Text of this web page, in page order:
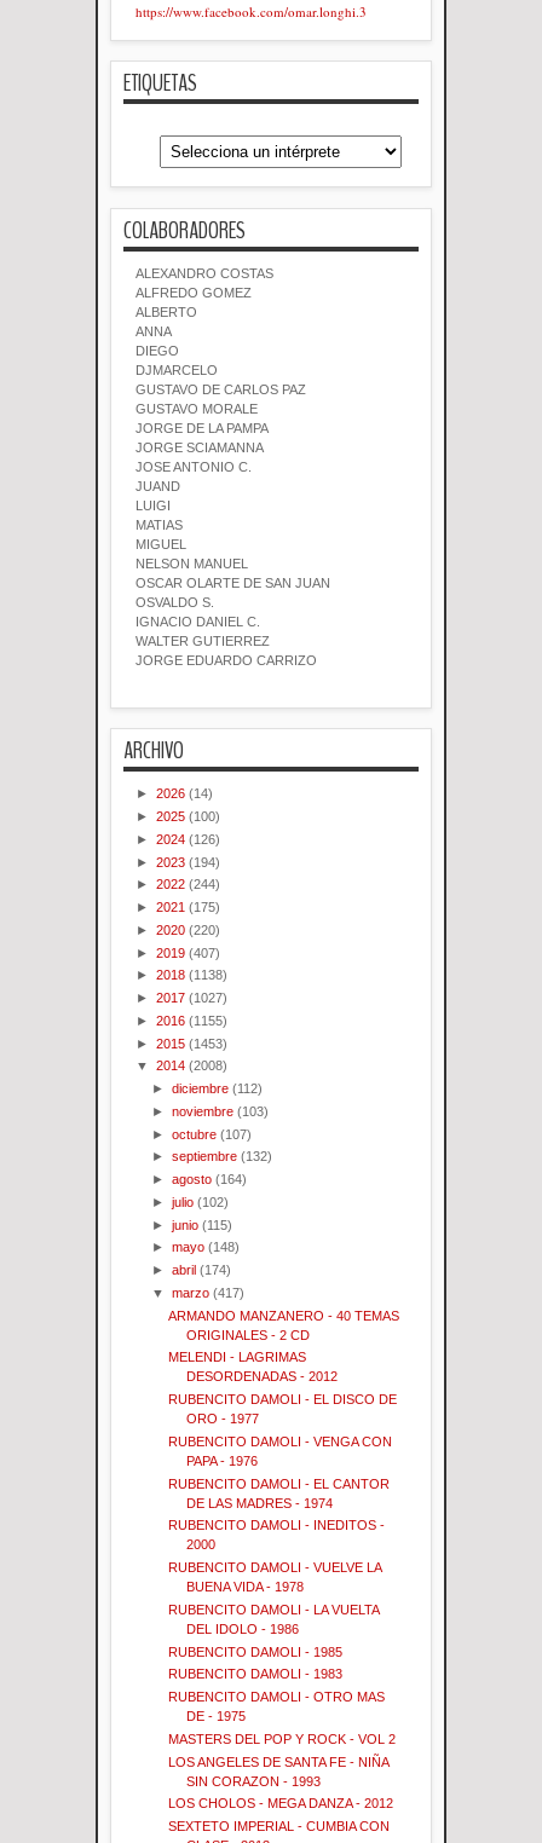
https://www.facebook.com/omar.longhi.3
ETIQUETAS
COLABORADORES
ALEXANDRO COSTAS
ALFREDO GOMEZ
ALBERTO
ANNA
DIEGO
DJMARCELO
GUSTAVO DE CARLOS PAZ
GUSTAVO MORALE
JORGE DE LA PAMPA
JORGE SCIAMANNA
JOSE ANTONIO C.
JUAND
LUIGI
MATIAS
MIGUEL
NELSON MANUEL
OSCAR OLARTE DE SAN JUAN
OSVALDO S.
IGNACIO DANIEL C.
WALTER GUTIERREZ
JORGE EDUARDO CARRIZO
ARCHIVO
► 2026 (14)
► 2025 (100)
► 2024 (126)
► 2023 (194)
► 2022 (244)
► 2021 (175)
► 2020 (220)
► 2019 (407)
► 2018 (1138)
► 2017 (1027)
► 2016 (1155)
► 2015 (1453)
▼ 2014 (2008)
►diciembre (112)
►noviembre (103)
►octubre (107)
►septiembre (132)
►agosto (164)
►julio (102)
►junio (115)
►mayo (148)
►abril (174)
▼marzo (417)
ARMANDO MANZANERO - 40 TEMAS
ORIGINALES - 2 CD
MELENDI - LAGRIMAS
DESORDENADAS - 2012
RUBENCITO DAMOLI - EL DISCO DE
ORO - 1977
RUBENCITO DAMOLI - VENGA CON
PAPA - 1976
RUBENCITO DAMOLI - EL CANTOR
DE LAS MADRES - 1974
RUBENCITO DAMOLI - INEDITOS -
2000
RUBENCITO DAMOLI - VUELVE LA
BUENA VIDA - 1978
RUBENCITO DAMOLI - LA VUELTA
DEL IDOLO - 1986
RUBENCITO DAMOLI - 1985
RUBENCITO DAMOLI - 1983
RUBENCITO DAMOLI - OTRO MAS
DE - 1975
MASTERS DEL POP Y ROCK - VOL 2
LOS ANGELES DE SANTA FE - NIÑA
SIN CORAZON - 1993
LOS CHOLOS - MEGA DANZA - 2012
SEXTETO IMPERIAL - CUMBIA CON